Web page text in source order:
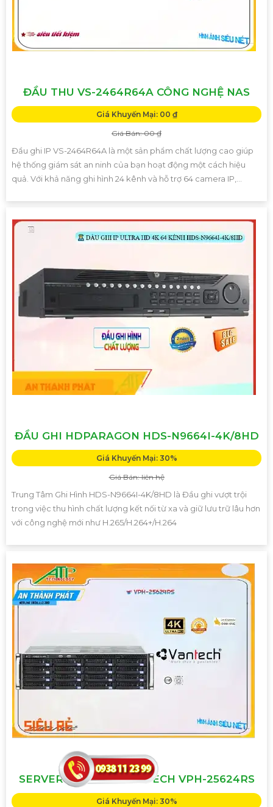
ĐẦU THU VS-2464R64A CÔNG NGHỆ NAS
Giá Khuyến Mại: 00 ₫
Giá Bán: 00 ₫
Đầu ghi IP VS-2464R64A là một sản phẩm chất lượng cao giúp
hệ thống giám sát an ninh của bạn hoạt động một cách hiệu
quả. Với khả năng ghi hình 24 kênh và hỗ trợ 64 camera IP,...
ĐẦU GHI HDPARAGON HDS-N9664I-4K/8HD
Giá Khuyến Mại: 30%
Giá Bán: liên hệ
Trung Tâm Ghi Hình HDS-N9664I-4K/8HD là Đầu ghi vượt trội
trong việc thu hình chất lượng kết nối từ xa và giữ lưu trữ lâu hơn
với công nghệ mới như H.265/H.264+/H.264
SERVER GHI HÌNH VANTECH VPH-25624RS
Giá Khuyến Mại: 30%